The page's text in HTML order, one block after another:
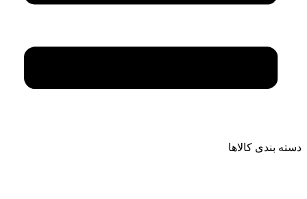
دسته بندی کالاها